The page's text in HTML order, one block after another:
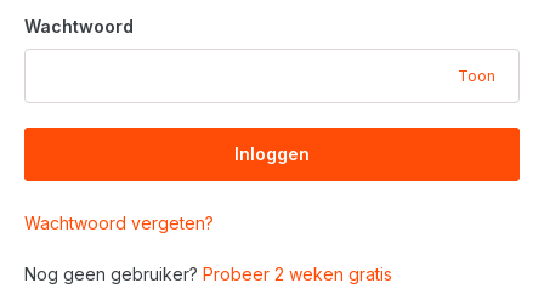
m
e
a
g
n
a
Wachtwoord
Toon
Inloggen
Wachtwoord vergeten?
Nog geen gebruiker? Probeer 2 weken gratis